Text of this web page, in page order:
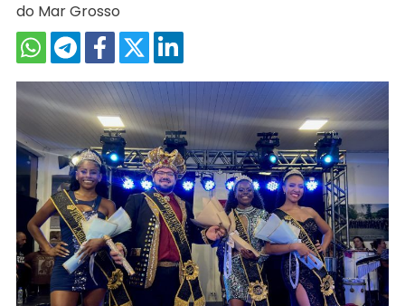
do Mar Grosso